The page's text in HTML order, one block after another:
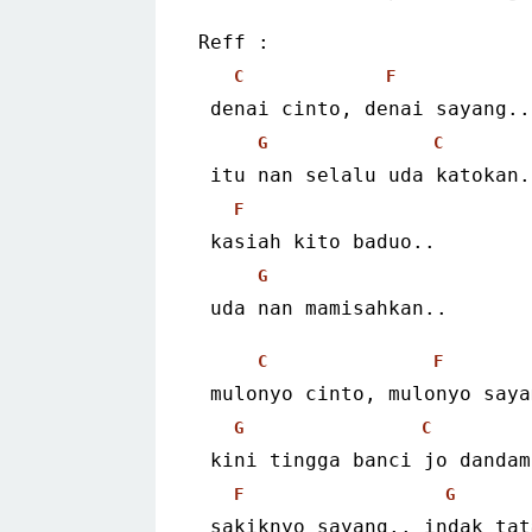
Reff :
C F
denai cinto, denai sayang..
G C
itu nan selalu uda
F
kasiah kito baduo..
G
uda nan mamisahkan..
C F
mulonyo cinto, mulonyo
G C
kini tingga banci jo
F G
sakiknyo sayang.. indak